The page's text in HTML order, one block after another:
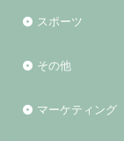
スポーツ
その他
マーケティング